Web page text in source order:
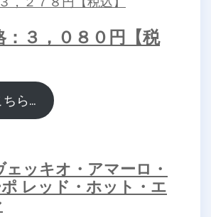
：３，０８０円【税
ら…
ッキオ・アマーロ・
レッド・ホット・エ